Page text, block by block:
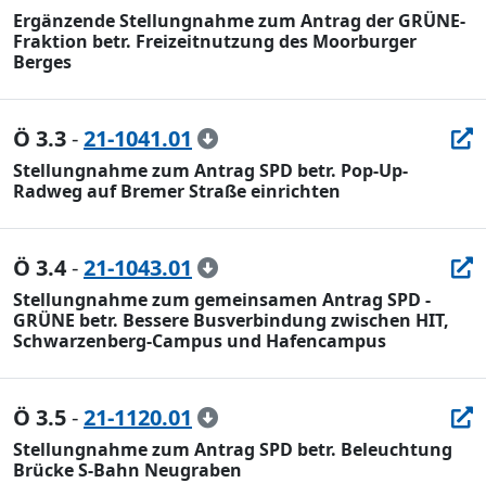
Ergänzende Stellungnahme zum Antrag der GRÜNE-
Fraktion betr. Freizeitnutzung des Moorburger
Berges
Ö 3.3-21-1041.01
Stellungnahme zum Antrag SPD betr. Pop-Up-
Radweg auf Bremer Straße einrichten
Ö 3.4-21-1043.01
Stellungnahme zum gemeinsamen Antrag SPD -
GRÜNE betr. Bessere Busverbindung zwischen HIT,
Schwarzenberg-Campus und Hafencampus
Ö 3.5-21-1120.01
Stellungnahme zum Antrag SPD betr. Beleuchtung
Brücke S-Bahn Neugraben